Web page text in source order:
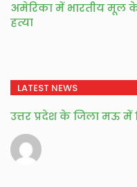
अमेरिका में भारतीय मूल
हत्या
LATEST NEWS
उत्तर प्रदेश के जिला मऊ में